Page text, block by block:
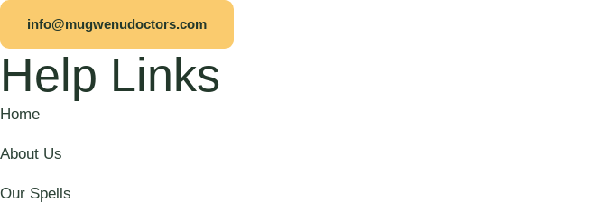
info@mugwenudoctors.com
Help Links
Home
About Us
Our Spells